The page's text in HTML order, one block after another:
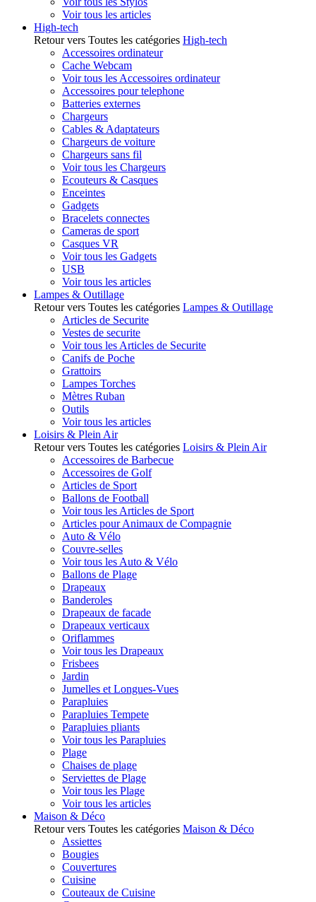
Voir tous les articles
High-tech
Retour vers Toutes les catégories High-tech
Accessoires ordinateur
Cache Webcam
Voir tous les Accessoires ordinateur
Accessoires pour telephone
Batteries externes
Chargeurs
Cables & Adaptateurs
Chargeurs de voiture
Chargeurs sans fil
Voir tous les Chargeurs
Ecouteurs & Casques
Enceintes
Gadgets
Bracelets connectes
Cameras de sport
Casques VR
Voir tous les Gadgets
USB
Voir tous les articles
Lampes & Outillage
Retour vers Toutes les catégories Lampes & Outillage
Articles de Securite
Vestes de securite
Voir tous les Articles de Securite
Canifs de Poche
Grattoirs
Lampes Torches
Mètres Ruban
Outils
Voir tous les articles
Loisirs & Plein Air
Retour vers Toutes les catégories Loisirs & Plein Air
Accessoires de Barbecue
Accessoires de Golf
Articles de Sport
Ballons de Football
Voir tous les Articles de Sport
Articles pour Animaux de Compagnie
Auto & Vélo
Couvre-selles
Voir tous les Auto & Vélo
Ballons de Plage
Drapeaux
Banderoles
Drapeaux de facade
Drapeaux verticaux
Oriflammes
Voir tous les Drapeaux
Frisbees
Jardin
Jumelles et Longues-Vues
Parapluies
Parapluies Tempete
Parapluies pliants
Voir tous les Parapluies
Plage
Chaises de plage
Serviettes de Plage
Voir tous les Plage
Voir tous les articles
Maison & Déco
Retour vers Toutes les catégories Maison & Déco
Assiettes
Bougies
Couvertures
Cuisine
Couteaux de Cuisine